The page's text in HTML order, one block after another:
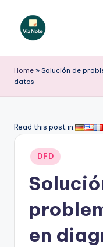
Saltar
iz
N
t
ni
Home » Solución de
datos
Read this post in:
Publicado
en
DFD
en